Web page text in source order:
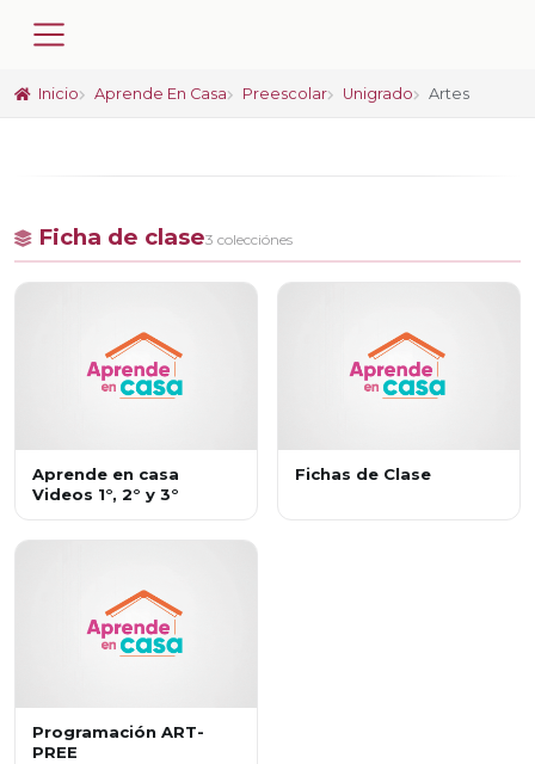
Inicio Aprende En Casa Preescolar Unigrado Artes
Ficha de clase3 colecciónes
Aprende en casa
Videos 1°, 2° y 3°
Fichas de Clase
Programación ART-
PREE